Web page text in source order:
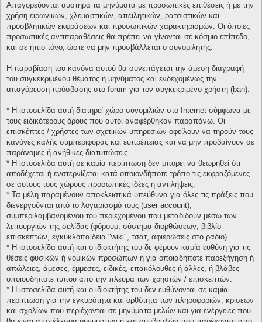
Απαγορεύονται αυστηρά τα μηνύματα με προσωπικές επιθέσεις ή με την
χρήση ειρωνικών, χλευαστικών, απειλητικών, ρατσιστικών και
προσβλητικών εκφράσεων και προσωπικών χαρακτηρισμών. Οι όποιες
προσωπικές αντιπαραθέσεις θα πρέπει να γίνονται σε κόσμιο επίπεδο,
και σε ήπιο τόνο, ώστε να μην προσβάλλεται ο συνομιλητής.
Η παραβίαση του κανόνα αυτού θα συνεπάγεται την άμεση διαγραφή
του συγκεκριμένου θέματος ή μηνύματος και ενδεχομένως την
απαγόρευση πρόσβασης στο forum για τον συγκεκριμένο χρήστη (ban).
* H ιστοσελίδα αυτή διατηρεί χώρο συνομιλιών στο Internet σύμφωνα με
τους ειδικότερους όρους που αυτοί αναφέρθηκαν παραπάνω. Οι
επισκέπτες / χρήστες των σχετικών υπηρεσιών οφείλουν να τηρούν τους
κανόνες καλής συμπεριφοράς και ευπρέπειας και να μην προβαίνουν σε
παράνομες ή ανήθικες διατυπώσεις.
* H ιστοσελίδα αυτή σε καμία περίπτωση δεν μπορεί να θεωρηθεί ότι
αποδέχεται ή ενστερνίζεται κατά οποιονδήποτε τρόπο τις εκφραζόμενες
σε αυτούς τους χώρους προσωπικές ιδέες ή αντιλήψεις.
* Τα μέλη παραμένουν αποκλειστικά υπεύθυνα για όλες τις πράξεις που
διενεργούνται από το λογαριασμό τους (user account),
συμπεριλαμβανομένου του περιεχομένου που μεταδίδουν μέσω των
λειτουργιών της σελίδας (φόρουμ, σύστημα διορθώσεων, βιβλίο
επισκεπτών, εγκυκλοπαίδεια "wiki", τσατ, αφιερώσεις στο ράδιο)
* H ιστοσελίδα αυτή και ο ιδιοκτήτης του δε φέρουν καμία ευθύνη για τις
θέσεις φυσικών ή νομικών προσώπων ή για οποιαδήποτε παρεξήγηση ή
απώλειες, άμεσες, έμμεσες, ειδικές, επακόλουθες ή άλλες, ή βλάβες
οποιουδήποτε τύπου από την πλευρά των χρηστών / επισκεπτών.
* H ιστοσελίδα αυτή και ο ιδιοκτήτης του δεν ευθύνονται σε καμία
περίπτωση για την εγκυρότητα και ορθότητα των πληροφοριών, κρίσεων
και σχολίων που περιέχονται σε μηνύματα μελών και για ενέργειες που